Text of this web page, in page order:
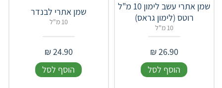
שמן אתרי עשב לימון 10 מ"ל
רוטס (לימון גראס)
10 מ"ל
26.90
₪
הוסף לסל
שמן אתרי לבנדר
10 מ"ל
24.90
₪
הוסף לסל